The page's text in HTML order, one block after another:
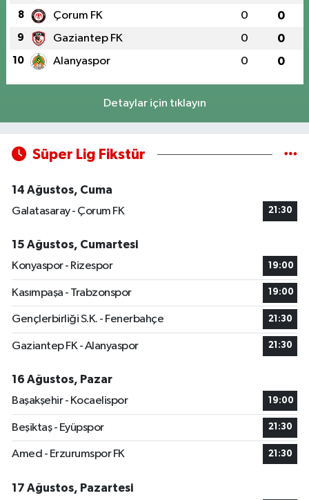
8 Çorum FK 0 0
9 Gaziantep FK 0 0
10 Alanyaspor 0 0
Detaylar için tıklayın
Süper Lig Fikstür
14 Ağustos, Cuma
Galatasaray - Çorum FK
21:30
15 Ağustos, Cumartesi
Konyaspor - Rizespor
19:00
Kasımpaşa - Trabzonspor 19:00
Gençlerbirliği S.K. - Fenerbahçe 21:30
Gaziantep FK - Alanyaspor 21:30
16 Ağustos, Pazar
Başakşehir - Kocaelispor
19:00
Beşiktaş - Eyüpspor 21:30
Amed - Erzurumspor FK 21:30
17 Ağustos, Pazartesi